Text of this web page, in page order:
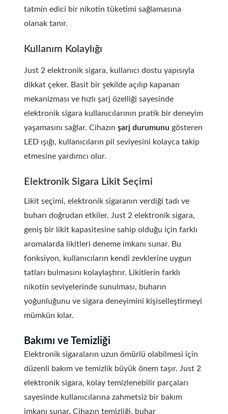
tatmin edici bir nikotin tüketimi sağlamasına
olanak tanır.
Kullanım Kolaylığı
Just 2 elektronik sigara, kullanıcı dostu yapısıyla
dikkat çeker. Basit bir şekilde açılıp kapanan
mekanizması ve hızlı şarj özelliği sayesinde
elektronik sigara kullanıcılarının pratik bir deneyim
yaşamasını sağlar. Cihazın şarj durumunu gösteren
LED ışığı, kullanıcıların pil seviyesini kolayca takip
etmesine yardımcı olur.
Elektronik Sigara Likit Seçimi
Likit seçimi, elektronik sigaranın verdiği tadı ve
buharı doğrudan etkiler. Just 2 elektronik sigara,
geniş bir likit kapasitesine sahip olduğu için farklı
aromalarda likitleri deneme imkanı sunar. Bu
fonksiyon, kullanıcıların kendi zevklerine uygun
tatları bulmasını kolaylaştırır. Likitlerin farklı
nikotin seviyelerinde sunulması, buharın
yoğunluğunu ve sigara deneyimini kişiselleştirmeyi
mümkün kılar.
Bakımı ve Temizliği
Elektronik sigaraların uzun ömürlü olabilmesi için
düzenli bakım ve temizlik büyük önem taşır. Just 2
elektronik sigara, kolay temizlenebilir parçaları
sayesinde kullanıcılarına zahmetsiz bir bakım
imkanı sunar. Cihazın temizliği, buhar